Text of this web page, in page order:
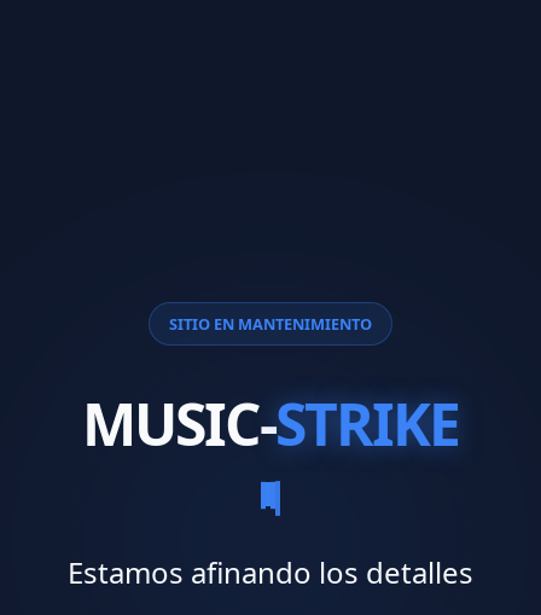
SITIO EN MANTENIMIENTO
MUSIC-STRIKE
Estamos afinando los detalles